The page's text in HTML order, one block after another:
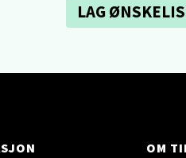
LAG
OM